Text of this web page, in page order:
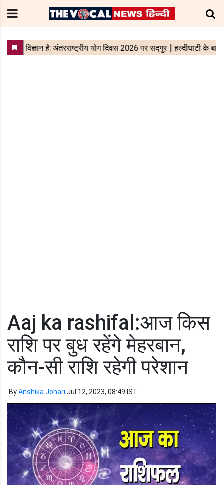
Aaj ka rashifal:आज किस
राशि पर बुध रहेंगे मेहरबान,
कौन-सी राशि रहेगी परेशान
ByAnshika Johari Jul 12, 2023, 08:49 IST